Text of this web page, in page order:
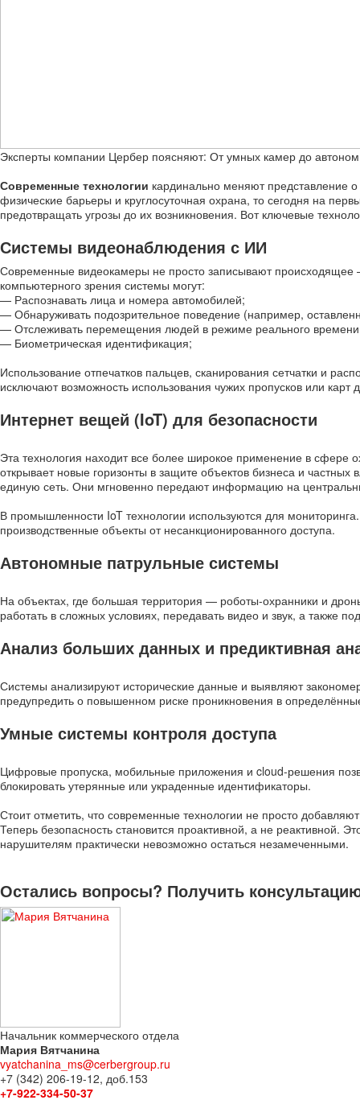
Эксперты компании Цербер поясняют: От умных камер до
Современные технологии кардинально меняют представление
физические барьеры и круглосуточная охрана, то сегодня на
предотвращать угрозы до их возникновения. Вот ключевые
Системы видеонаблюдения с ИИ
Современные видеокамеры не просто записывают
компьютерного зрения системы могут:
— Распознавать лица и номера автомобилей;
— Обнаруживать подозрительное поведение (например,
— Отслеживать перемещения людей в режиме реального
— Биометрическая идентификация;
Использование отпечатков пальцев, сканирования сетчатки и
исключают возможность использования чужих пропусков или карт
Интернет вещей (IoT) для безопасности
Эта технология находит все более широкое применение в сфере
открывает новые горизонты в защите объектов бизнеса и
единую сеть. Они мгновенно передают информацию на
В промышленности IoT технологии используются для
производственные объекты от несанкционированного доступа.
Автономные патрульные системы
На объектах, где большая территория — роботы-охранники и
работать в сложных условиях, передавать видео и звук, а также
Анализ больших данных и предиктивная
Системы анализируют исторические данные и выявляют
предупредить о повышенном риске проникновения в
Умные системы контроля доступа
Цифровые пропуска, мобильные приложения и cloud-решения
блокировать утерянные или украденные идентификаторы.
Стоит отметить, что современные технологии не просто
Теперь безопасность становится проактивной, а не реактивной.
нарушителям практически невозможно остаться незамеченными.
Остались вопросы? Получить
Начальник коммерческого отдела
Мария Вятчанина
vyatchanina_ms@cerbergroup.ru
+7 (342) 206-19-12, доб.153
+7-922-334-50-37